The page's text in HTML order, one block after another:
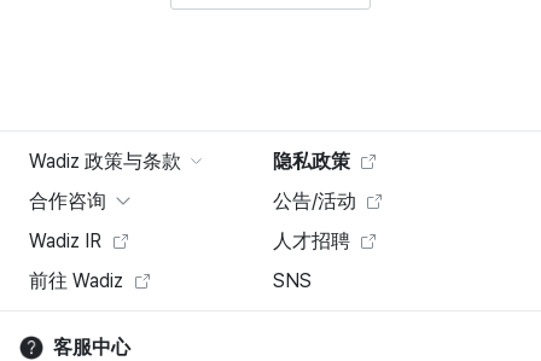
Wadiz 政策与条款
隐私政策
合作咨询
公告/活动
Wadiz IR
人才招聘
前往 Wadiz
SNS
客服中心